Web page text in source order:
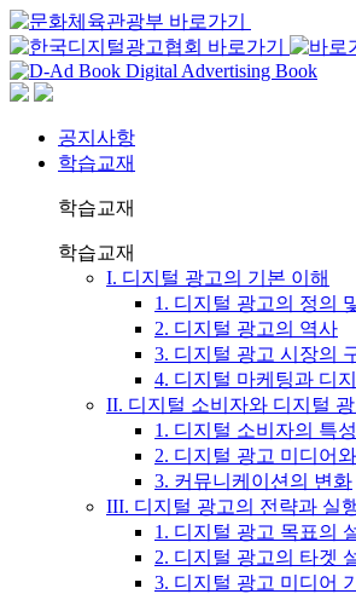
공지사항
학습교재
학습교재
학습교재
I. 디지털 광고의 기본 이해
1. 디지털 광고의 정의
2. 디지털 광고의 역사
3. 디지털 광고 시장의
4. 디지털 마케팅과 디
II. 디지털 소비자와 디지털
1. 디지털 소비자의 특성
2. 디지털 광고 미디어
3. 커뮤니케이션의 변화
III. 디지털 광고의 전략과 실
1. 디지털 광고 목표의
2. 디지털 광고의 타겟
3. 디지털 광고 미디어